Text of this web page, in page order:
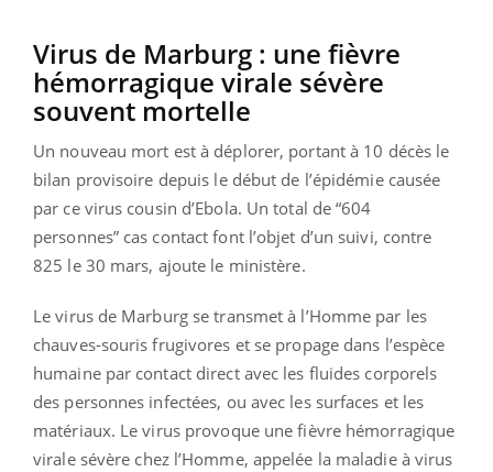
Virus de Marburg : une fièvre
hémorragique virale sévère
souvent mortelle
Un nouveau mort est à déplorer, portant à 10 décès le
bilan provisoire depuis le début de l’épidémie causée
par ce virus cousin d’Ebola. Un total de “604
personnes” cas contact font l’objet d’un suivi, contre
825 le 30 mars, ajoute le ministère.
Le virus de Marburg se transmet à l’Homme par les
chauves-souris frugivores et se propage dans l’espèce
humaine par contact direct avec les fluides corporels
des personnes infectées, ou avec les surfaces et les
matériaux. Le virus provoque une fièvre hémorragique
virale sévère chez l’Homme, appelée la maladie à virus